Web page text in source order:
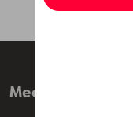
Meer info